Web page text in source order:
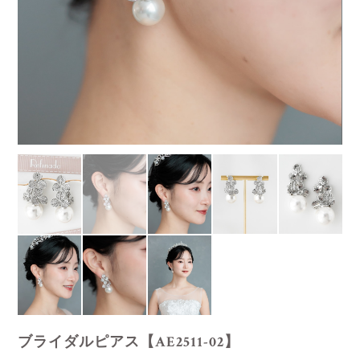
ブライダルピアス【AE2511-02】